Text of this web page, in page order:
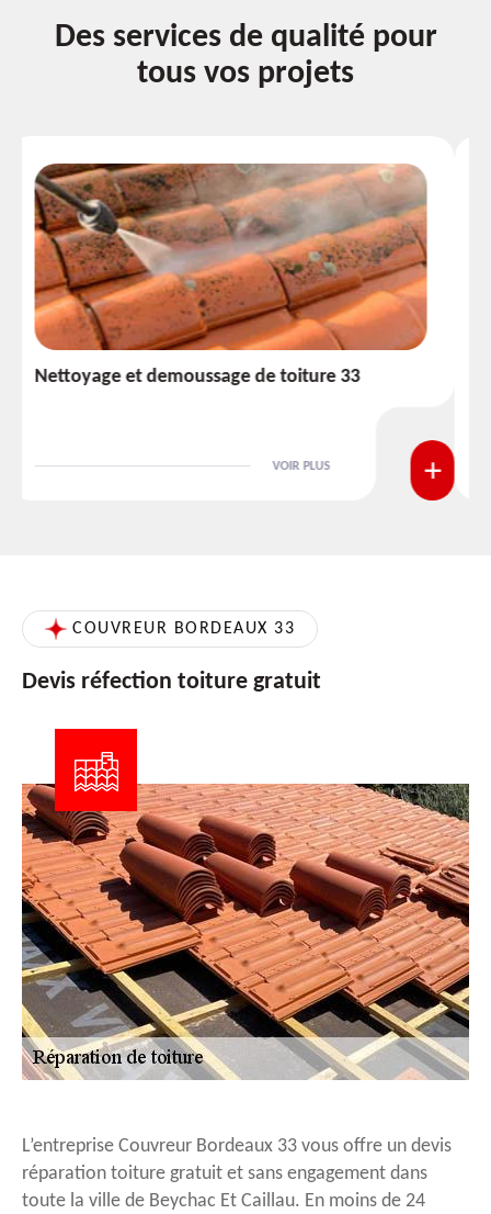
Des services de qualité pour
tous vos projets
Etanchéité toiture 33
VOIR PLUS
COUVREUR BORDEAUX 33
Devis réfection toiture gratuit
L’entreprise Couvreur Bordeaux 33 vous offre un devis
réparation toiture gratuit et sans engagement dans
toute la ville de Beychac Et Caillau. En moins de 24